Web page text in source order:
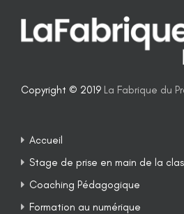
Copyright © 2019 La Fabrique du
Accueil
Stage de prise en main de la
Coaching Pédagogique
Formation au numérique